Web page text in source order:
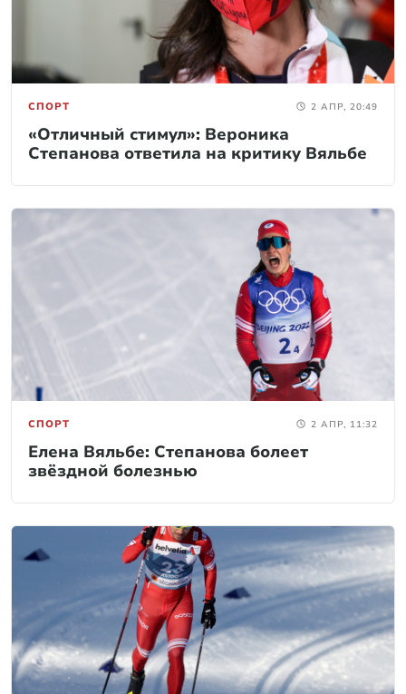
СПОРТ 2 АПР, 20:49
«Отличный стимул»: Вероника
Степанова ответила на критику Вяльбе
СПОРТ 2 АПР, 11:32
Елена Вяльбе: Степанова болеет
звёздной болезнью